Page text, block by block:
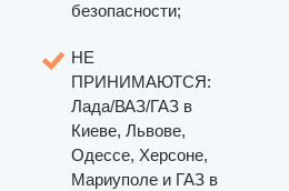
безопасности;
НЕ
ПРИНИМАЮТСЯ:
Лада/ВАЗ/ГАЗ в
Киеве, Львове,
Одессе, Херсоне,
Мариуполе и ГАЗ в